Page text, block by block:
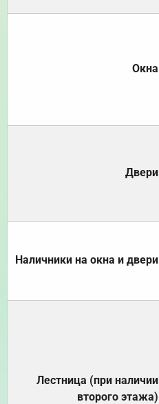
Окна
Двери
Наличники на окна и двери
Лестница (при наличии
второго этажа)